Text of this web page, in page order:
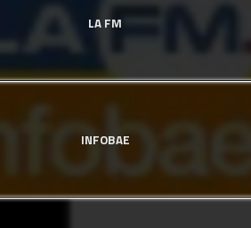
LA FM
INFOBAE